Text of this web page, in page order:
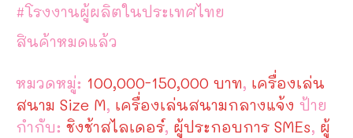
#โรงงานผู้ผลิตในประเทศไทย
สินค้าหมดแล้ว
หมวดหมู่: 100,000-150,000 บาท, เครื่องเล่น
สนาม Size M, เครื่องเล่นสนามกลางแจ้ง ป้าย
กำกับ: ชิงช้าสไลเดอร์, ผู้ประกอบการ SMEs, ผู้